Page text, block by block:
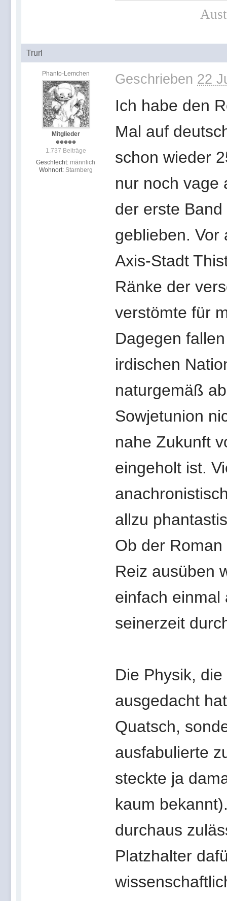
Trurl
Phanto-Lemchen
Mitglieder
1.737 Beiträge
Geschlecht: männlich
Wohnort: Starnberg
Geschrieben 22
Ich habe den
Mal auf
schon wieder
nur noch vage
der erste
geblieben. Vor
Axis-Stadt
Ränke der
verstömte für
Dagegen
irdischen
naturgemäß
Sowjetunion
nahe Zukunft
eingeholt ist.
allzu
Ob der
Reiz ausüben
einfach
seinerzeit
Die Physik,
ausgedacht
Quatsch,
ausfabulierte
steckte ja
kaum
durchaus
Platzhalter